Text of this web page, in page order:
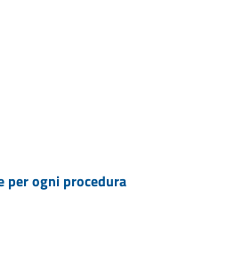
ogni procedura